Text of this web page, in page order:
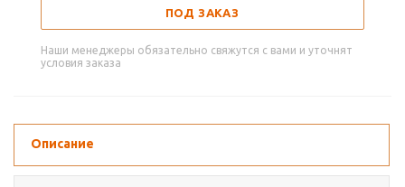
ПОД ЗАКАЗ
Наши менеджеры обязательно свяжутся с вами и уточнят
условия заказа
Описание